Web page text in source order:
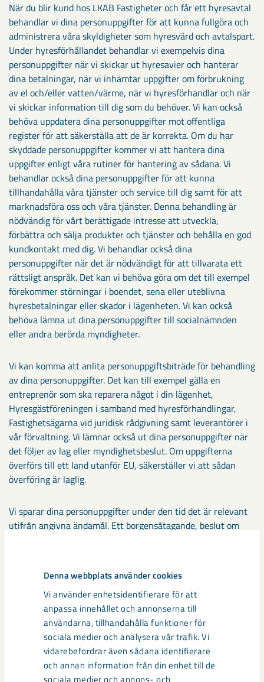
Denna webbplats använder cookies
Vi använder enhetsidentifierare för att
anpassa innehållet och annonserna till
användarna, tillhandahålla funktioner för
sociala medier och analysera vår trafik. Vi
vidarebefordrar även sådana identifierare
och annan information från din enhet till de
sociala medier och annons- och
När du blir kund hos LKAB Fastigheter och får ett hyresavtal
behandlar vi dina personuppgifter för att kunna fullgöra och
administrera våra skyldigheter som hyresvärd och avtalspart.
Under hyresförhållandet behandlar vi exempelvis dina
personuppgifter när vi skickar ut hyresavier och hanterar
dina betalningar, när vi inhämtar uppgifter om förbrukning
av el och/eller vatten/värme, när vi hyresförhandlar och när
vi skickar information till dig som du behöver. Vi kan också
behöva uppdatera dina personuppgifter mot offentliga
register för att säkerställa att de är korrekta. Om du har
skyddade personuppgifter kommer vi att hantera dina
uppgifter enligt våra rutiner för hantering av sådana. Vi
behandlar också dina personuppgifter för att kunna
tillhandahålla våra tjänster och service till dig samt för att
marknadsföra oss och våra tjänster. Denna behandling är
nödvändig för vårt berättigade intresse att utveckla,
förbättra och sälja produkter och tjänster och behålla en god
kundkontakt med dig. Vi behandlar också dina
personuppgifter när det är nödvändigt för att tillvarata ett
rättsligt anspråk. Det kan vi behöva göra om det till exempel
förekommer störningar i boendet, sena eller uteblivna
hyresbetalningar eller skador i lägenheten. Vi kan också
behöva lämna ut dina personuppgifter till socialnämnden
eller andra berörda myndigheter.
Vi kan komma att anlita personuppgiftsbiträde för behandling
av dina personuppgifter. Det kan till exempel gälla en
entreprenör som ska reparera något i din lägenhet,
Hyresgästföreningen i samband med hyresförhandlingar,
Fastighetsägarna vid juridisk rådgivning samt leverantörer i
vår förvaltning. Vi lämnar också ut dina personuppgifter när
det följer av lag eller myndighetsbeslut. Om uppgifterna
överförs till ett land utanför EU, säkerställer vi att sådan
överföring är laglig.
Vi sparar dina personuppgifter under den tid det är relevant
utifrån angivna ändamål. Ett borgensåtagande, beslut om
När hyresförhållandet är slut
LKAB Fastigheter bevarar inte personuppgifter längre än
nödvändigt. Vi kommer att gallra och rensa personuppgifter
om dig när du flyttat från din lägenhet men vissa uppgifter
måste vi spara i minst två år därefter som till exempel
hyresavtalet, beslut från socialnämnd och studieintyg.